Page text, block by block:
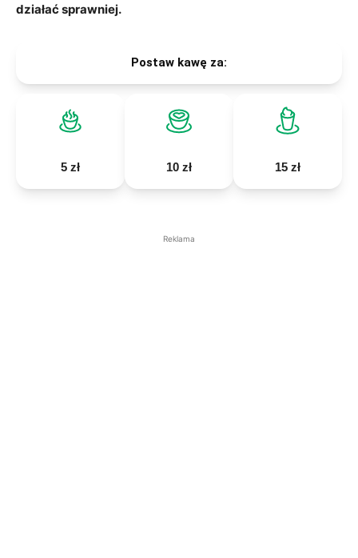
działać sprawniej.
Postaw kawę za:
5 zł 10 zł 15 zł
Reklama